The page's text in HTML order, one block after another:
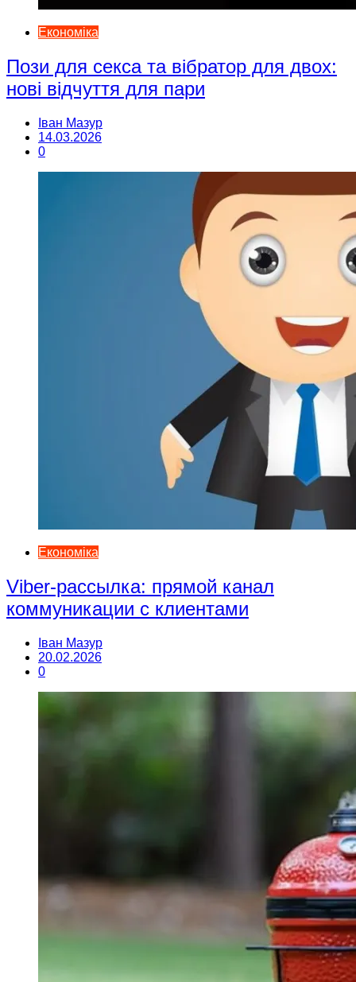
Економіка
Пози для секса та вібратор для двох:
нові відчуття для пари
Іван Мазур
14.03.2026
0
Економіка
Viber-рассылка: прямой канал
коммуникации с клиентами
Іван Мазур
20.02.2026
0